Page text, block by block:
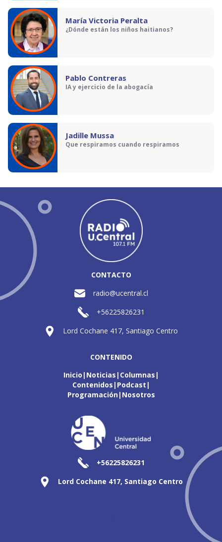
María Victoria Peralta
¿Dónde están los niños haitianos?
Pablo Contreras
IA y ejercicio de la abogacía
Jadille Mussa
Que respiramos cuando respiramos
CONTACTO
radio@ucentral.cl
+56225826231
Lord Cochane 417, Santiago Centro
CONTENIDO
Inicio Noticias Columnas
Contenidos Podcast
Programación Nosotros
+56225826231
Lord Cochane 417, Santiago Centro